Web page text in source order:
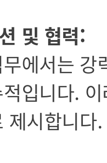
및 협력:
에서는
입니다.
제시합니다.